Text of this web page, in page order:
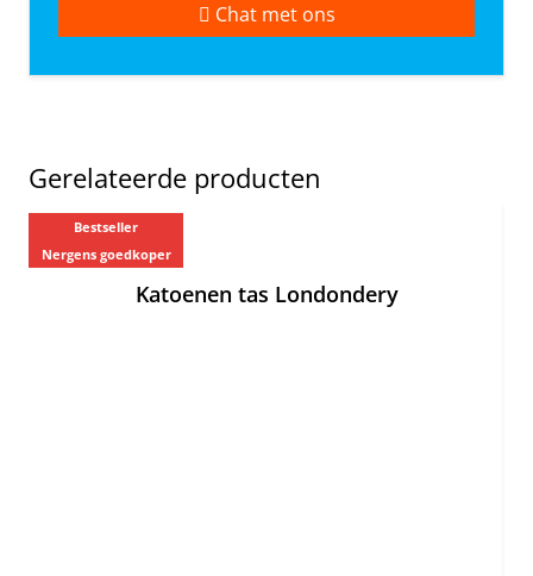
Chat met ons
Gerelateerde producten
Bestseller
Nergens goedkoper
Katoenen tas Londondery